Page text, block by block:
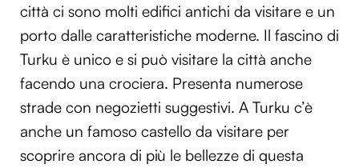
città ci sono molti edifici antichi da visitare e un
porto dalle caratteristiche moderne. Il fascino di
Turku è unico e si può visitare la città anche
facendo una crociera. Presenta numerose
strade con negozietti suggestivi. A Turku c’è
anche un famoso castello da visitare per
scoprire ancora di più le bellezze di questa